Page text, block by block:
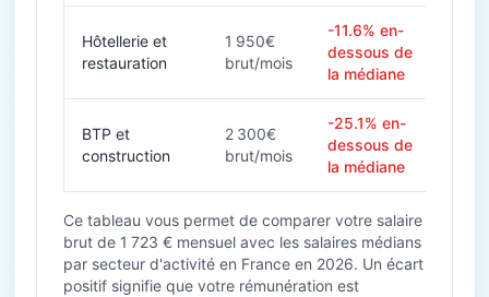
Hôtellerie et
restauration
1 950€
brut/mois
-11.6% en-
dessous de
la médiane
BTP et
construction
2 300€
brut/mois
-25.1% en-
dessous de
la médiane
Ce tableau vous permet de comparer votre salaire
brut de 1 723 € mensuel avec les salaires médians
par secteur d'activité en France en 2026. Un écart
positif signifie que votre rémunération est